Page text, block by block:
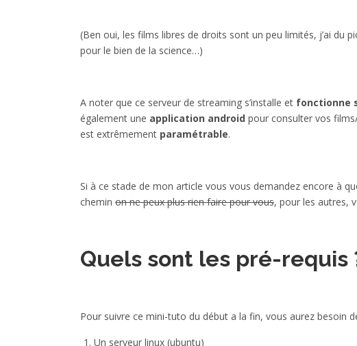
(Ben oui, les films libres de droits sont un peu limités, j’ai du
pour le bien de la science…)
A noter que ce serveur de streaming s’installe et fonctionne
également une application android pour consulter vos
est extrêmement paramétrable.
Si à ce stade de mon article vous vous demandez encore à
chemin on ne peux plus rien faire pour vous, pour les autres,
Quels sont les pré-requis
Pour suivre ce mini-tuto du début a la fin, vous aurez besoin
Un serveur linux (ubuntu)